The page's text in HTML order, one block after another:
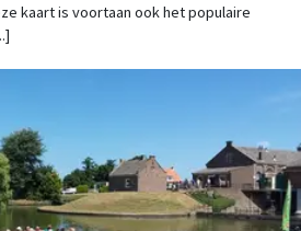
kaart is voortaan ook het populaire